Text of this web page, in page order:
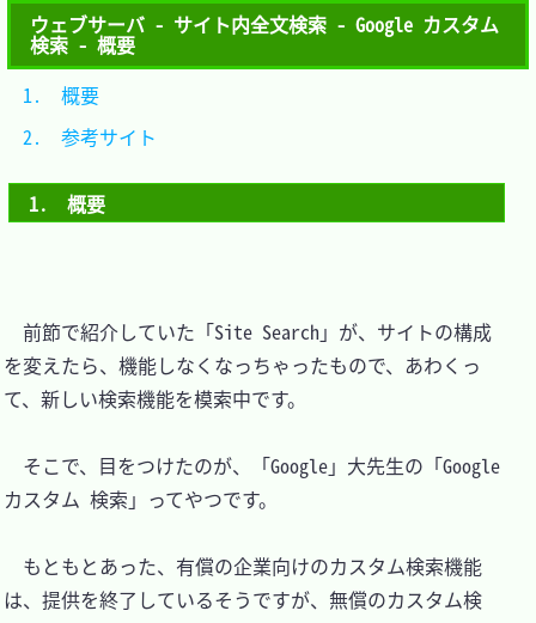
ウェブサーバ - サイト内全文検索 - Google カスタム
検索 - 概要
1.　概要
前節で紹介していた「Site Search」が、サイトの構成
を変えたら、機能しなくなっちゃったもので、あわくっ
て、新しい検索機能を模索中です。
そこで、目をつけたのが、「Google」大先生の「Google
カスタム 検索」ってやつです。
もともとあった、有償の企業向けのカスタム検索機能
は、提供を終了しているそうですが、無償のカスタム検